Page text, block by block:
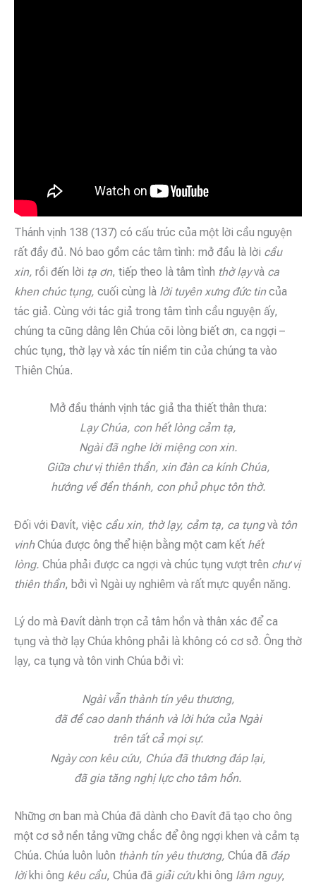
Thánh vịnh 138 (137) có cấu trúc của một lời cầu nguyện
rất đầy đủ. Nó bao gồm các tâm tình: mở đầu là lời cầu
xin, rồi đến lời tạ ơn, tiếp theo là tâm tình thờ lạyvà ca
khen chúc tụng, cuối cùng là lời tuyên xưng đức tincủa
tác giả. Cùng với tác giả trong tâm tình cầu nguyện ấy,
chúng ta cũng dâng lên Chúa cõi lòng biết ơn, ca ngợi –
chúc tụng, thờ lạy và xác tín niềm tin của chúng ta vào
Thiên Chúa.
Mở đầu thánh vịnh tác giả tha thiết thân thưa:
Lạy Chúa, con hết lòng cảm tạ,
Ngài đã nghe lời miệng con xin.
Giữa chư vị thiên thần, xin đàn ca kính Chúa,
hướng về đền thánh, con phủ phục tôn thờ.
Đối với Đavít, việc cầu xin, thờ lạy, cảm tạ, ca tụngvà tôn
vinhChúa được ông thể hiện bằng một cam kết hết
lòng. Chúa phải được ca ngợi và chúc tụng vượt trên chư vị
thiên thần, bởi vì Ngài uy nghiêm và rất mực quyền năng.
Lý do mà Đavít dành trọn cả tâm hồn và thân xác để ca
tụng và thờ lạy Chúa không phải là không có cơ sở. Ông thờ
lạy, ca tụng và tôn vinh Chúa bởi vì:
Ngài vẫn thành tín yêu thương,
đã đề cao danh thánh và lời hứa của Ngài
trên tất cả mọi sự.
Ngày con kêu cứu, Chúa đã thương đáp lại,
đã gia tăng nghị lực cho tâm hồn.
Những ơn ban mà Chúa đã dành cho Đavít đã tạo cho ông
một cơ sở nền tảng vững chắc để ông ngợi khen và cảm tạ
Chúa. Chúa luôn luôn thành tín yêu thương, Chúa đã đáp
lờikhi ông kêu cầu, Chúa đã giải cứukhi ông lâm nguy,